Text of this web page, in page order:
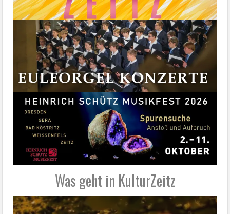
Was geht in KulturZeitz